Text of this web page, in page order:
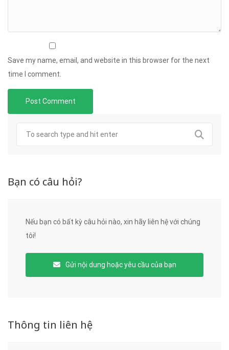
Save my name, email, and website in this browser for the next
time I comment.
Bạn có câu hỏi?
Nếu bạn có bất kỳ câu hỏi nào, xin hãy liên hệ với chúng
tôi!
Gửi nội dung hoặc yêu cầu của bạn
Thông tin liên hệ